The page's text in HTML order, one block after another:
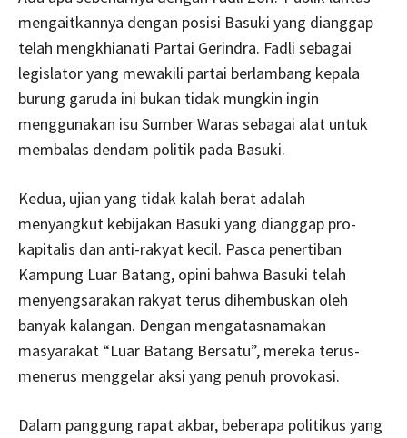
mengaitkannya dengan posisi Basuki yang dianggap
telah mengkhianati Partai Gerindra. Fadli sebagai
legislator yang mewakili partai berlambang kepala
burung garuda ini bukan tidak mungkin ingin
menggunakan isu Sumber Waras sebagai alat untuk
membalas dendam politik pada Basuki.
Kedua, ujian yang tidak kalah berat adalah
menyangkut kebijakan Basuki yang dianggap pro-
kapitalis dan anti-rakyat kecil. Pasca penertiban
Kampung Luar Batang, opini bahwa Basuki telah
menyengsarakan rakyat terus dihembuskan oleh
banyak kalangan. Dengan mengatasnamakan
masyarakat “Luar Batang Bersatu”, mereka terus-
menerus menggelar aksi yang penuh provokasi.
Dalam panggung rapat akbar, beberapa politikus yang